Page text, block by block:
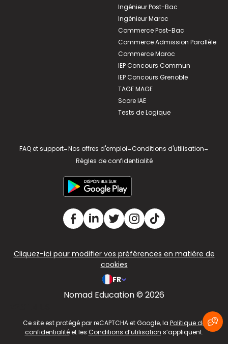
Ingénieur Post-Bac
Ingénieur Maroc
Commerce Post-Bac
Commerce Admission Parallèle
Commerce Maroc
IEP Concours Commun
IEP Concours Grenoble
TAGE MAGE
Score IAE
Tests de Logique
FAQ et support-Nos offres d'emploi-Conditions d'utilisation-
Règles de confidentialité
Cliquez-ici pour modifier vos préférences en matière de
cookies
FR
Nomad Education © 2026
Ce site est protégé par reCAPTCHA et Google, la Politique de
confidentialitéet les Conditions d’utilisation s’appliquent.